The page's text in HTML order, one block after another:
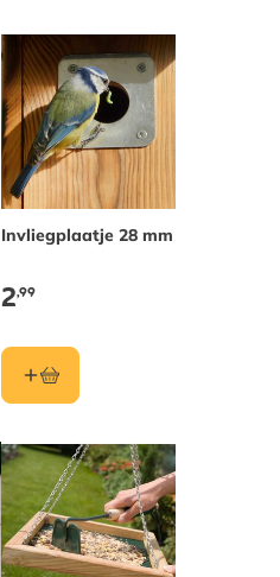
Invliegplaatje 28 mm
2,99